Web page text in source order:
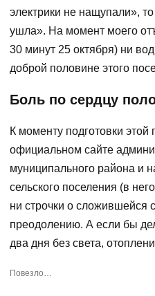
электрики не нащупали»,
ушла». На момент моего
30 минут 25 октября) ни
доброй половине этого
Боль по сердцу
К моменту подготовки этой
официальном сайте
муниципального района и
сельского поселения (в
ни строчки о сложившейся
преодолению. А если бы
два дня без света,
Повезло…